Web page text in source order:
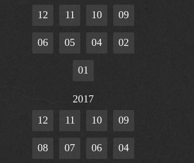
12
11 10 09
06 05 04 02
01
2017
12
11 10 09
08 07 06 04